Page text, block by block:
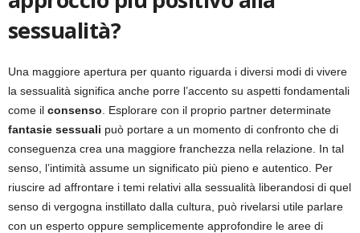
sessualità?
Una maggiore apertura per quanto riguarda i diversi modi di vivere
la sessualità significa anche porre l’accento su aspetti fondamentali
come il consenso . Esplorare con il proprio partner determinate
fantasie sessuali può portare a un momento di confronto che di
conseguenza crea una maggiore franchezza nella relazione. In tal
senso, l’intimità assume un significato più pieno e autentico. Per
riuscire ad affrontare i temi relativi alla sessualità liberandosi di quel
senso di vergogna instillato dalla cultura, può rivelarsi utile parlare
con un esperto oppure semplicemente approfondire le aree di